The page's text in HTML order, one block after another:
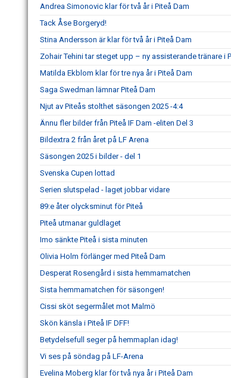
Andrea Simonovic klar för två år i Piteå Dam
Tack Åse Borgeryd!
Stina Andersson är klar för två år i Piteå Dam
Zohair Tehini tar steget upp – ny assisterande tränare i
Matilda Ekblom klar för tre nya år i Piteå Dam
Saga Swedman lämnar Piteå Dam
Njut av Piteås stolthet säsongen 2025 -4:4
Ännu fler bilder från Piteå IF Dam -eliten Del 3
Bildextra 2 från året på LF Arena
Säsongen 2025 i bilder - del 1
Svenska Cupen lottad
Serien slutspelad - laget jobbar vidare
89:e åter olycksminut för Piteå
Piteå utmanar guldlaget
Imo sänkte Piteå i sista minuten
Olivia Holm förlänger med Piteå Dam
Desperat Rosengård i sista hemmamatchen
Sista hemmamatchen för säsongen!
Cissi sköt segermålet mot Malmö
Skön känsla i Piteå IF DFF!
Betydelsefull seger på hemmaplan idag!
Vi ses på söndag på LF-Arena
Evelina Moberg klar för två nya år i Piteå Dam